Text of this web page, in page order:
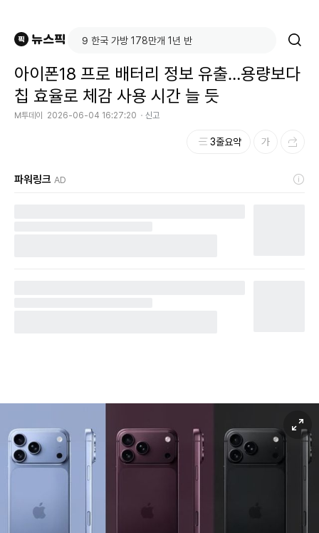
아이폰18 프로 배터리 정보 유출…용량보다
칩 효율로 체감 사용 시간 늘 듯
M투데이 2026-06-04 16:27:20 신고
3줄요약
파워링크 AD